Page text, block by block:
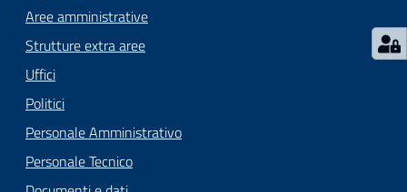
Aree amministrative
Strutture extra aree
Uffici
Politici
Personale Amministrativo
Personale Tecnico